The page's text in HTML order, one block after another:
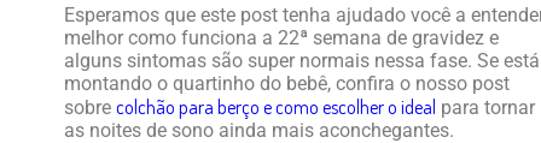
Esperamos que este post tenha ajudado você a
melhor como funciona a 22ª semana de gravidez e
alguns sintomas são super normais nessa fase. Se está
montando o quartinho do bebê, confira o nosso post
sobre colchão para berço e como escolher o ideal para tornar
as noites de sono ainda mais aconchegantes.